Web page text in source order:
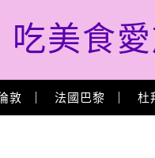
吃美食
敦 法國巴黎 杜